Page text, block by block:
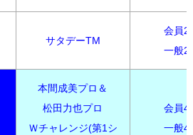
サタデーTM
会員
一般
本間成美プロ＆
松田力也プロ
Ｗチャレンジ(第1シ
会員
一般